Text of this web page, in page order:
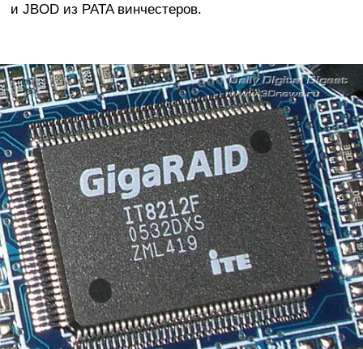
и JBOD из PATA винчестеров.